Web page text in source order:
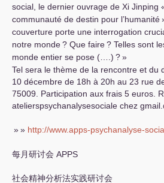
social, le dernier ouvrage de Xi Jinping
communauté de destin pour l’humanité
couverture porte une interrogation
notre monde? Que faire? Telles sont
monde entier se pose (….) ?»
Tel sera le thème de la rencontre et du
10 décembre de 18h à 20h au 23 rue
75009. Participation aux frais 5 euros.
atelierspsychanalysesociale chez
»» http://www.apps-psychanalyse-
每月研讨会 APPS
社会精神分析法实践研讨会